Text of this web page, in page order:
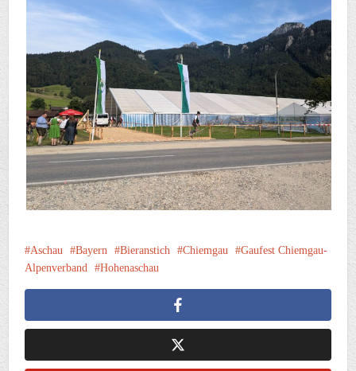
Aschau Bayern Bieranstich Chiemgau
Gaufest Chiemgau-
Alpenverband
Hohenaschau